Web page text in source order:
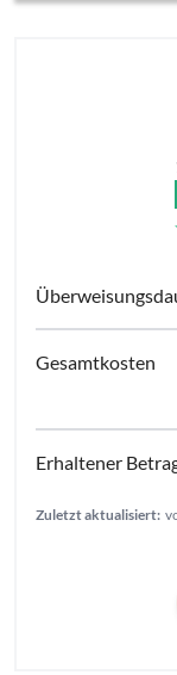
Zuletzt aktualisiert: